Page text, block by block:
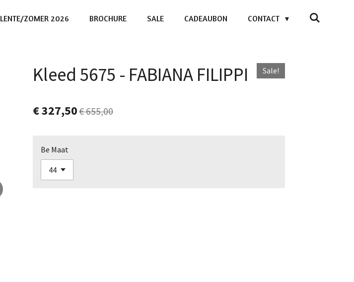
LENTE/ZOMER 2026 BROCHURE SALE CADEAUBON CONTACT
Kleed 5675 - FABIANA FILIPPI Sale!
€ 327,50€ 655,00
Be Maat